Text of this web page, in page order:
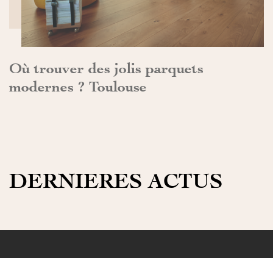
Où trouver des jolis parquets
modernes ? Toulouse
DERNIERES ACTUS